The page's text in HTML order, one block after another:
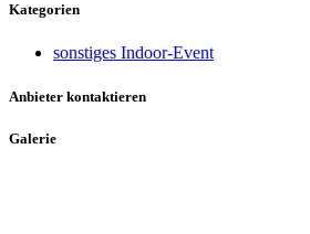
Kategorien
sonstiges Indoor-Event
Anbieter kontaktieren
Galerie